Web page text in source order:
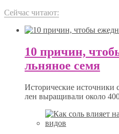
Сейчас читают:
10 причин,
льняное семя
Исторические источники
лен выращивали около